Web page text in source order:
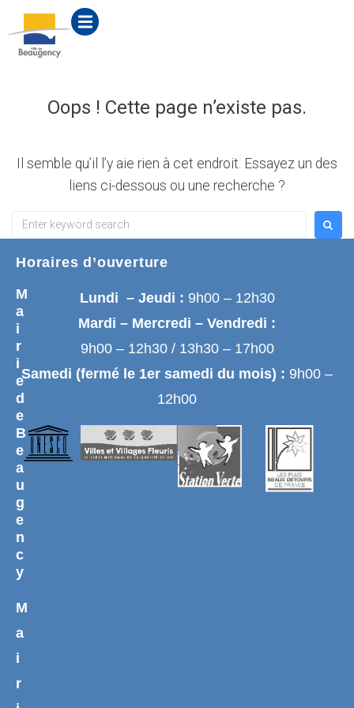
principal
Oops ! Cette page n’existe pas.
Il semble qu’il l’y aie rien à cet endroit. Essayez un des
liens ci-dessous ou une recherche ?
M
a
i
r
i
e
d
e
B
e
a
u
g
e
n
c
y
M
a
i
r
Horaires d’ouverture
Lundi – Jeudi : 9h00 – 12h30
Mardi – Mercredi – Vendredi :
9h00 – 12h30 / 13h30 – 17h00
Samedi (fermé le 1er samedi du mois) : 9h00 –
12h00